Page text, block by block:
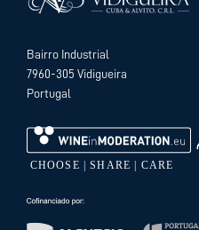
Bairro Industrial
7960-305 Vidigueira
Portugal